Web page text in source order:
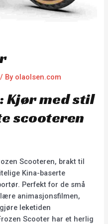
/ By olaolsen.com
Kjør med stil
scooteren
Scooteren, brakt til
Kina-baserte
Perfekt for de små
animasjonsfilmen,
leketiden
Scooter har et herlig